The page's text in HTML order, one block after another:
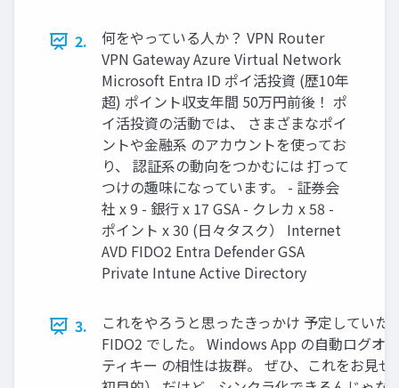
2.
何をやっている人か？ VPN Router
VPN Gateway Azure Virtual Network
Microsoft Entra ID ポイ活投資 (歴10年
超) ポイント収支年間 50万円前後！ ポ
イ活投資の活動では、 さまざまなポイ
ントや金融系 のアカウントを使ってお
り、 認証系の動向をつかむには 打って
つけの趣味になっています。 - 証券会
社 x 9 - 銀行 x 17 GSA - クレカ x 58 -
ポイント x 30 (日々タスク） Internet
AVD FIDO2 Entra Defender GSA
Private Intune Active Directory
3.
これをやろうと思ったきっかけ 予定していた
FIDO2 でした。 Windows App の自動ログオ
ティキー の相性は抜群。 ぜひ、これをお見